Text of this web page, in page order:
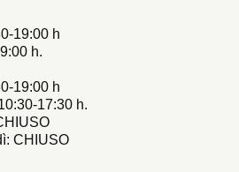
19:00 h
h.
19:00 h
17:30 h.
CHIUSO